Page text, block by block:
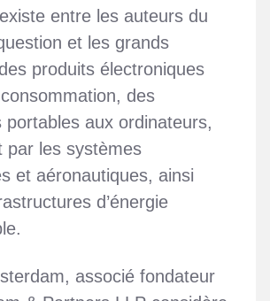
entre les auteurs du
et les grands
produits électroniques
des
portables aux ordinateurs,
par les systèmes
et aéronautiques, ainsi
d’énergie
associé fondateur